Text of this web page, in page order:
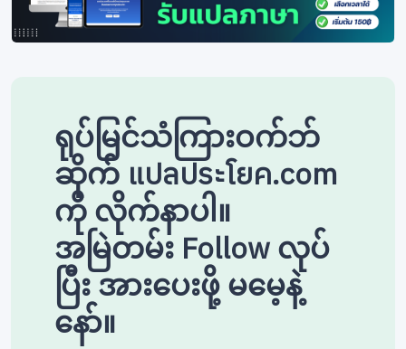
ရုပ်မြင်သံကြားဝက်ဘ်
ဆိုက် แปลประโยค.com
ကို လိုက်နာပါ။
အမြဲတမ်း Follow လုပ်
ပြီး အားပေးဖို့ မမေ့နဲ့
နော်။